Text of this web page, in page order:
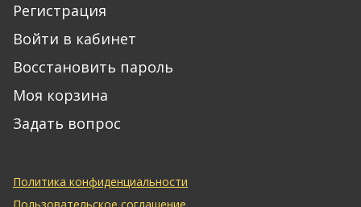
Регистрация
Войти в кабинет
Восстановить пароль
Моя корзина
Задать вопрос
Политика конфиденциальности